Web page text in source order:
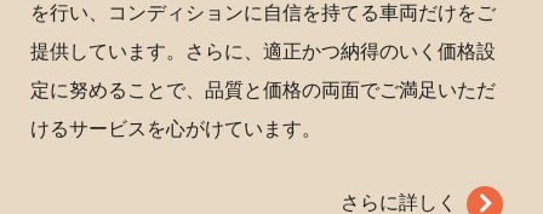
を行い、コンディションに自信を持てる車両だけをご
提供しています。さらに、適正かつ納得のいく価格設
定に努めることで、品質と価格の両面でご満足いただ
けるサービスを心がけています。
さらに詳しく